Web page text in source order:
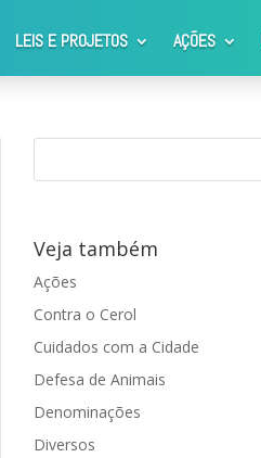
LEIS E PROJETOS AÇÕES
Veja também
Ações
Contra o Cerol
Cuidados com a Cidade
Defesa de Animais
Denominações
Diversos